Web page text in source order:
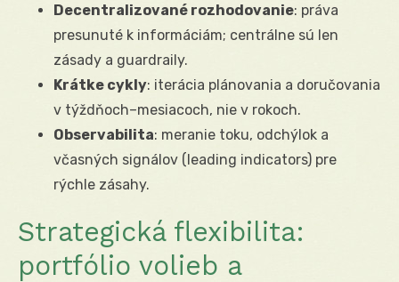
Decentralizované rozhodovanie: práva
presunuté k informáciám; centrálne sú len
zásady a guardraily.
Krátke cykly: iterácia plánovania a doručovania
v týždňoch–mesiacoch, nie v rokoch.
Observabilita: meranie toku, odchýlok a
včasných signálov (leading indicators) pre
rýchle zásahy.
Strategická flexibilita:
portfólio volieb a